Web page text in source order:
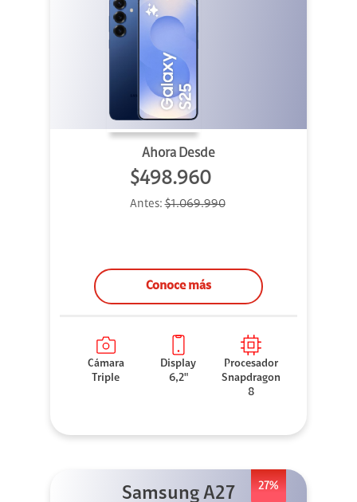
Ahora Desde
$498.960
Antes:$1.069.990
Conoce más
Cámara
Triple
Display
6,2"
Procesador
Snapdragon
8
27%
Samsung A27